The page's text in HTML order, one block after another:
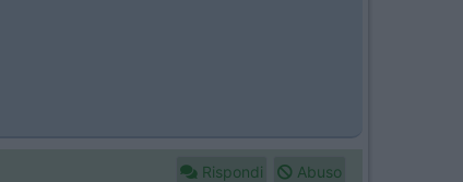
Rispondi Abuso